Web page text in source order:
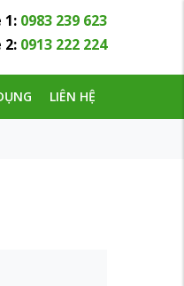
1: 0983 239 623
2: 0913 222 224
LIÊN HỆ